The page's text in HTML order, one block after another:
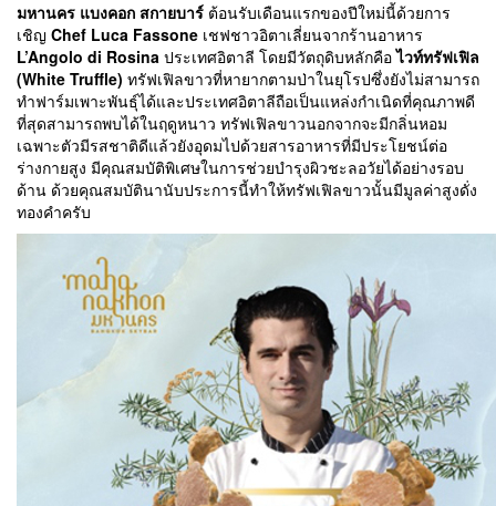
มหานคร แบงคอก สกายบาร์ ต้อนรับเดือนแรกของปีใหม่นี้ด้วยการ
เชิญ Chef Luca Fassone เชฟชาวอิตาเลี่ยนจากร้านอาหาร
L’Angolo di Rosina ประเทศอิตาลี โดยมีวัตถุดิบหลักคือไวท์ทรัฟเฟิล
(White Truffle) ทรัฟเฟิลขาวที่หายากตามป่าในยุโรปซึ่งยังไม่สามารถ
ทำฟาร์มเพาะพันธุ์ได้และประเทศอิตาลีถือเป็นแหล่งกำเนิดที่คุณภาพดี
ที่สุดสามารถพบได้ในฤดูหนาว ทรัฟเฟิลขาวนอกจากจะมีกลิ่นหอม
เฉพาะตัวมีรสชาติดีแล้วยังอุดมไปด้วยสารอาหารที่มีประโยชน์ต่อ
ร่างกายสูง มีคุณสมบัติพิเศษในการช่วยบำรุงผิวชะลอวัยได้อย่างรอบ
ด้าน ด้วยคุณสมบัตินานับประการนี้ทำให้ทรัฟเฟิลขาวนั้นมีมูลค่าสูงดั่ง
ทองคำครับ